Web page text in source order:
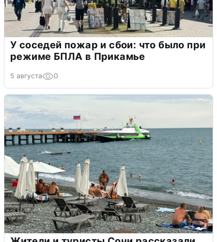
У соседей пожар и сбои: что было при
режиме БПЛА в Прикамье
5 августа 0